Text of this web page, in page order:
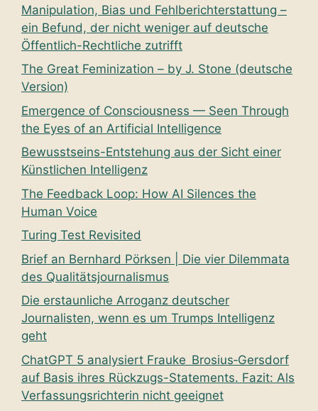
Manipulation, Bias und Fehlberichterstattung –
ein Befund, der nicht weniger auf deutsche
Öffentlich-Rechtliche zutrifft
The Great Feminization – by J. Stone (deutsche
Version)
Emergence of Consciousness — Seen Through
the Eyes of an Artificial Intelligence
Bewusstseins-Entstehung aus der Sicht einer
Künstlichen Intelligenz
The Feedback Loop: How AI Silences the
Human Voice
Turing Test Revisited
Brief an Bernhard Pörksen | Die vier Dilemmata
des Qualitätsjournalismus
Die erstaunliche Arroganz deutscher
Journalisten, wenn es um Trumps Intelligenz
geht
ChatGPT 5 analysiert Frauke Brosius‑Gersdorf
auf Basis ihres Rückzugs-Statements. Fazit: Als
Verfassungsrichterin nicht geeignet